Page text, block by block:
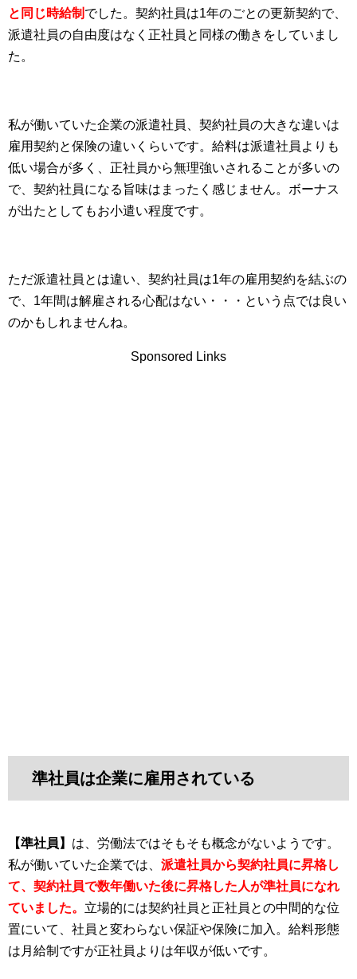
と同じ時給制 でした。契約社員は1年のごとの更新契約で、
派遣社員の自由度はなく正社員と同様の働きをしていまし
た。
私が働いていた企業の派遣社員、契約社員の大きな違いは
雇用契約と保険の違いくらいです。給料は派遣社員よりも
低い場合が多く、正社員から無理強いされることが多いの
で、契約社員になる旨味はまったく感じません。ボーナス
が出たとしてもお小遣い程度です。
ただ派遣社員とは違い、契約社員は1年の雇用契約を結ぶの
で、1年間は解雇される心配はない・・・という点では良い
のかもしれませんね。
Sponsored Links
準社員は企業に雇用されている
【準社員】 は、労働法ではそもそも概念がないようです。
私が働いていた企業では、 派遣社員から契約社員に昇格し
て、契約社員で数年働いた後に昇格した人が準社員になれ
ていました。 立場的には契約社員と正社員との中間的な位
置にいて、社員と変わらない保証や保険に加入。給料形態
は月給制ですが正社員よりは年収が低いです。